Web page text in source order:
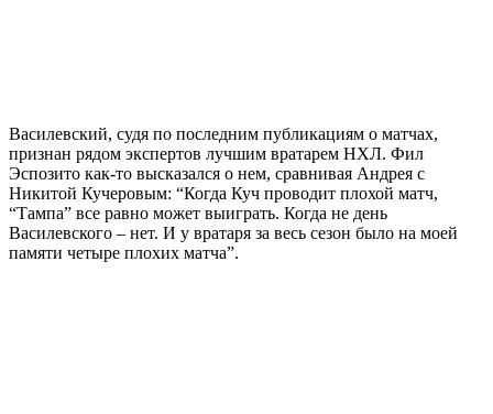
Василевский, судя по последним публикациям о матчах,
признан рядом экспертов лучшим вратарем НХЛ. Фил
Эспозито как-то высказался о нем, сравнивая Андрея с
Никитой Кучеровым: “Когда Куч проводит плохой матч,
“Тампа” все равно может выиграть. Когда не день
Василевского – нет. И у вратаря за весь сезон было на моей
памяти четыре плохих матча”.